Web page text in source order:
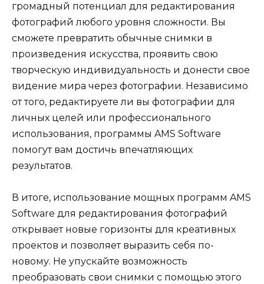
громадный потенциал для редактирования
фотографий любого уровня сложности. Вы
сможете превратить обычные снимки в
произведения искусства, проявить свою
творческую индивидуальность и донести свое
видение мира через фотографии. Независимо
от того, редактируете ли вы фотографии для
личных целей или профессионального
использования, программы AMS Software
помогут вам достичь впечатляющих
результатов.
В итоге, использование мощных программ AMS
Software для редактирования фотографий
открывает новые горизонты для креативных
проектов и позволяет выразить себя по-
новому. Не упускайте возможность
преобразовать свои снимки с помощью этого